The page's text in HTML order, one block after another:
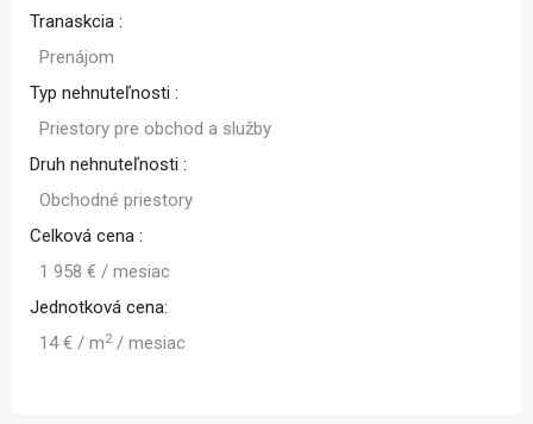
Tranaskcia :
Prenájom
Typ nehnuteľnosti :
Priestory pre obchod a služby
Druh nehnuteľnosti :
Obchodné priestory
Celková cena :
1 958 € / mesiac
Jednotková cena:
14 € / m2/ mesiac